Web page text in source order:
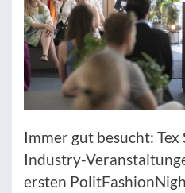
Immer gut besucht:
Industry-
ersten